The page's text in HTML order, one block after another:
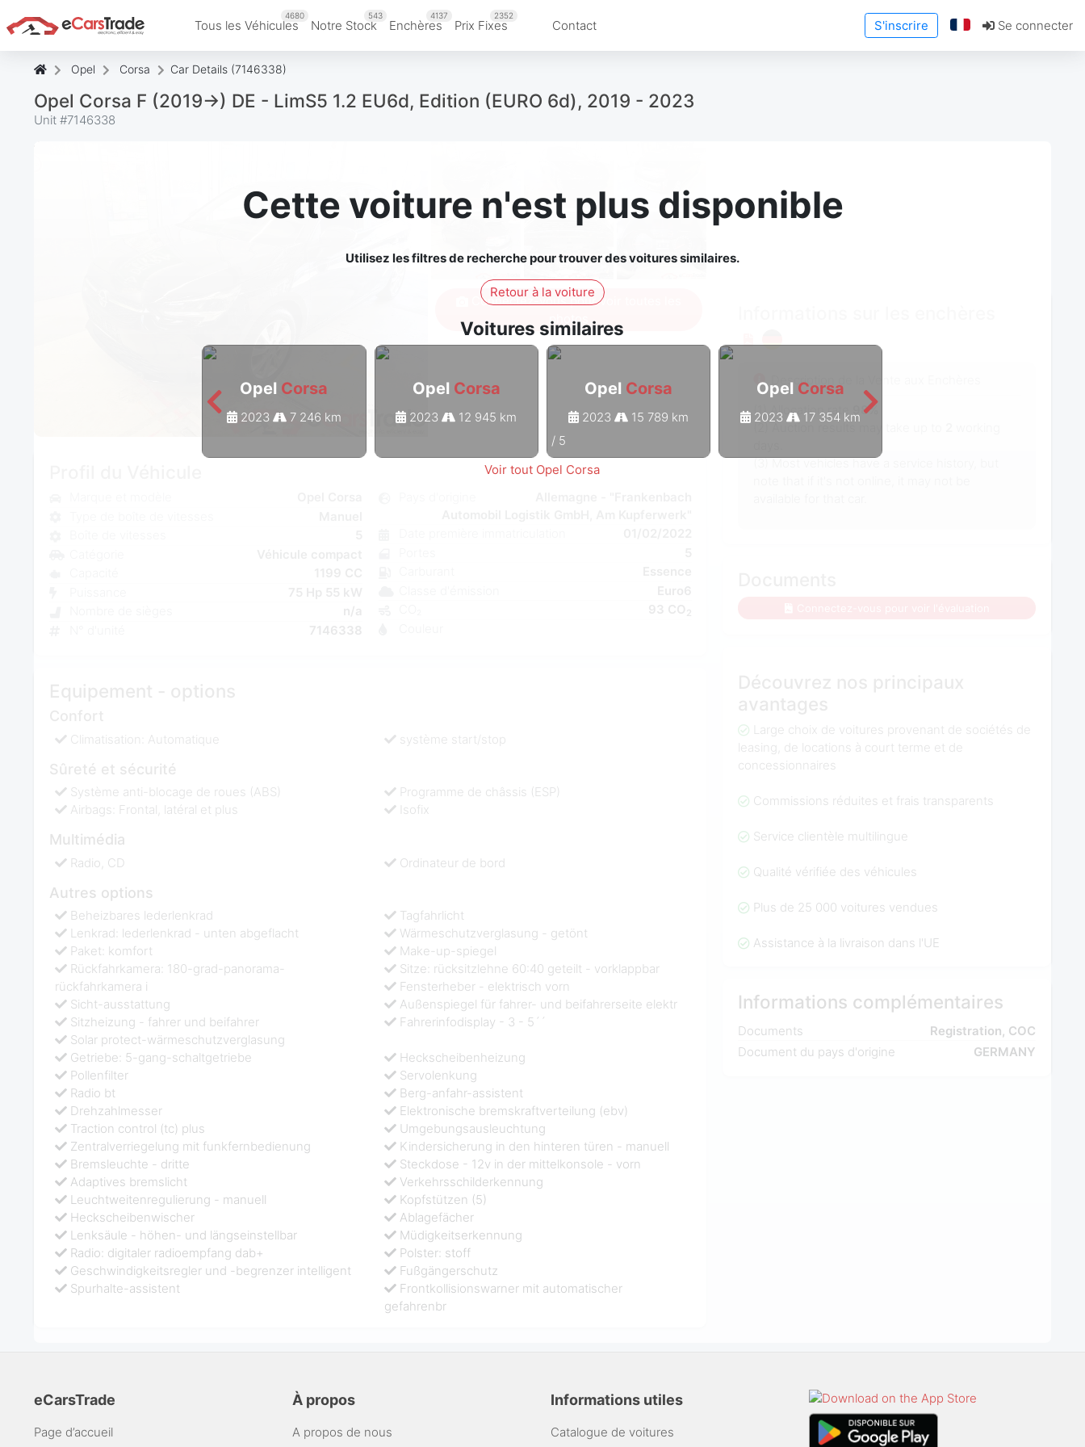
Tous les Véhicules
4680
Notre Stock
543
Enchères
4137
Prix Fixes
2352
Contact S'inscrire Se connecter
Opel Corsa Car Details (7146338)
Opel Corsa F (2019->) DE - LimS5 1.2 EU6d, Edition (EURO 6d), 2019 - 2023
Unit #7146338
Cette voiture n'est plus disponible
Utilisez les filtres de recherche pour trouver des voitures similaires.
Retour à la voiture
Voitures similaires
Opel Corsa
2023 7 246 km
Opel Corsa
2023 12 945 km
Opel Corsa
2023 15 789 km
Opel Corsa
2023 17 354 km
/ 5
Voir tout Opel Corsa
Description de la Vente aux Enchères
(1) Allocation rate
98%
Large choix de voitures provenant de sociétés de
leasing, de locations à court terme et de
concessionnaires
Commissions réduites et frais transparents
Service clientèle multilingue
Qualité vérifiée des véhicules
Plus de 25 000 voitures vendues
Assistance à la livraison dans l'UE
Informations complémentaires
Documents
Registration, COC
Document du pays d'origine
GERMANY
Connectez-vous pour voir toutes les
photos
Climatisation: Automatique système start/stop
Sûreté et sécurité
Système anti-blocage de roues (ABS)
Programme de châssis (ESP)
Airbags: Frontal, latéral et plus
Isofix
Multimédia
Radio, CD Ordinateur de bord
Autres options
Beheizbares lederlenkrad
Lenkrad: lederlenkrad - unten abgeflacht
Paket: komfort
Rückfahrkamera: 180-grad-panorama-
rückfahrkamera i
Sicht-ausstattung
Sitzheizung - fahrer und beifahrer
Solar protect-wärmeschutzverglasung
Tagfahrlicht
Wärmeschutzverglasung - getönt
Make-up-spiegel
Sitze: rücksitzlehne 60:40 geteilt - vorklappbar
Fensterheber - elektrisch vorn
Außenspiegel für fahrer- und beifahrerseite elektr
Fahrerinfodisplay - 3 - 5´´
Getriebe: 5-gang-schaltgetriebe
Pollenfilter
Radio bt
Drehzahlmesser
Traction control (tc) plus
Zentralverriegelung mit funkfernbedienung
Bremsleuchte - dritte
Heckscheibenheizung
Servolenkung
Berg-anfahr-assistent
Elektronische bremskraftverteilung (ebv)
Umgebungsausleuchtung
Kindersicherung in den hinteren türen - manuell
Steckdose - 12v in der mittelkonsole - vorn
Adaptives bremslicht
Leuchtweitenregulierung - manuell
Heckscheibenwischer
Lenksäule - höhen- und längseinstellbar
Radio: digitaler radioempfang dab+
Geschwindigkeitsregler und -begrenzer intelligent
Spurhalte-assistent
Verkehrsschilderkennung
Kopfstützen (5)
Ablagefächer
Müdigkeitserkennung
Polster: stoff
Fußgängerschutz
Frontkollisionswarner mit automatischer
gefahrenbr
eCarsTrade
Page d’accueil
À propos
A propos de nous
Informations utiles
Catalogue de voitures